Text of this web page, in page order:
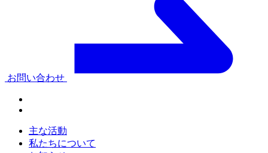
お問い合わせ
主な活動
私たちについて